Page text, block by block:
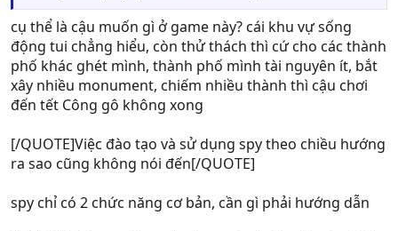
cụ thể là cậu muốn gì ở game này? cái khu vự sống
động tui chẳng hiểu, còn thử thách thì cứ cho các thành
phố khác ghét mình, thành phố mình tài nguyên ít, bắt
xây nhiều monument, chiếm nhiều thành thì cậu chơi
đến tết Công gô không xong
[/QUOTE]Việc đào tạo và sử dụng spy theo chiều hướng
ra sao cũng không nói đến[/QUOTE]
spy chỉ có 2 chức năng cơ bản, cần gì phải hướng dẫn